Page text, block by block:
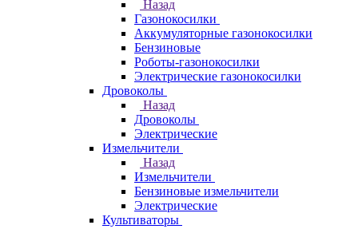
Назад
Газонокосилки
Аккумуляторные газонокосилки
Бензиновые
Роботы-газонокосилки
Электрические газонокосилки
Дровоколы
Назад
Дровоколы
Электрические
Измельчители
Назад
Измельчители
Бензиновые измельчители
Электрические
Культиваторы